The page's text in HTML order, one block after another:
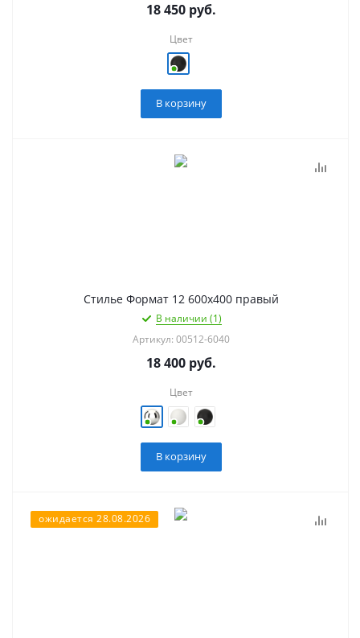
18 450руб.
Цвет
В корзину
Стилье Формат 12 600х400 правый
В наличии (1)
Артикул: 00512-6040
18 400руб.
Цвет
В корзину
ожидается 28.08.2026